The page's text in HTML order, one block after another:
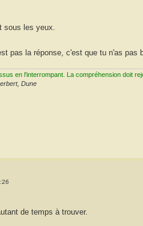
sous les yeux.
pas la réponse, c'est que tu n'as pas
en l'interrompant. La compréhension doit
Dune
de temps à trouver.